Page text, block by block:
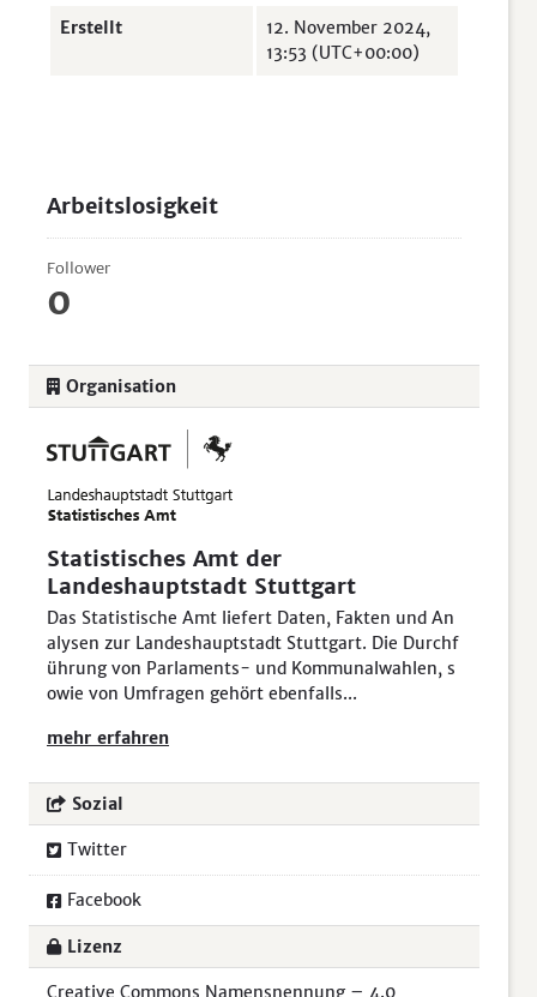
Arbeitslosigkeit
Follower
0
Organisation
Statistisches Amt der
Landeshauptstadt Stuttgart
Das Statistische Amt liefert Daten, Fakten und An
alysen zur Landeshauptstadt Stuttgart. Die Durchf
ührung von Parlaments- und Kommunalwahlen, s
owie von Umfragen gehört ebenfalls...
mehr erfahren
Sozial
Twitter
Facebook
Lizenz
Creative Commons Namensnennung – 4.0
Erstellt
12. November 2024,
13:53 (UTC+00:00)